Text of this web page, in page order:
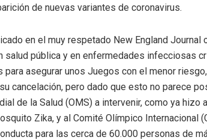
de nuevas variantes de coronavirus.
en el muy respetado New England Journal
salud pública y en enfermedades infecciosas
asegurar unos Juegos con el menor
cancelación, pero dado que esto no parece
de la Salud (OMS) a intervenir, como ya hizo
Zika, y al Comité Olímpico Internacional
para las cerca de 60.000 personas de